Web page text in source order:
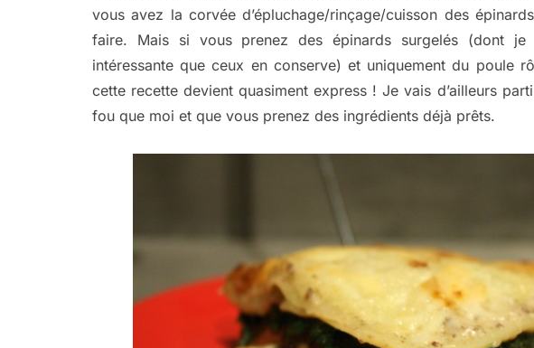
vous avez la corvée d’épluchage/rinçage/cuisson des
faire. Mais si vous prenez des épinards surgelés (dont je
intéressante que ceux en conserve) et uniquement du poule
cette recette devient quasiment express ! Je vais d’ailleurs
fou que moi et que vous prenez des ingrédients déjà prêts.